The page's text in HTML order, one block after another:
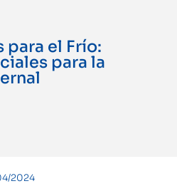
para el Frío:
para la
2024